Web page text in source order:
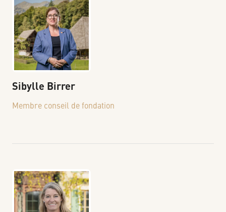
Sibylle Birrer
Membre conseil de fondation